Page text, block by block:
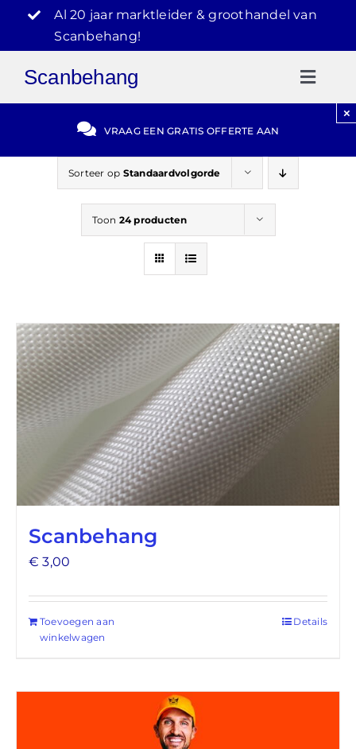
inhoud
Al 20 jaar marktleider & groothandel van
Scanbehang!
Scanbehang
Gratis Offerte
Video Reviews
VRAAG EEN GRATIS OFFERTE AAN
×
Sorteer op Standaardvolgorde
Toon 24 producten
Scanbehang
€ 3,00
Toevoegen aan
winkelwagen
Details